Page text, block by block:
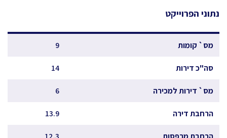
נתוני הפרוייקט
מס` קומות 9
סה"כ דירות 14
מס` דירות למכירה 6
הרחבת דירה 13.9